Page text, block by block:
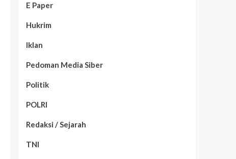
E Paper
Hukrim
Iklan
Pedoman Media Siber
Politik
POLRI
Redaksi / Sejarah
TNI